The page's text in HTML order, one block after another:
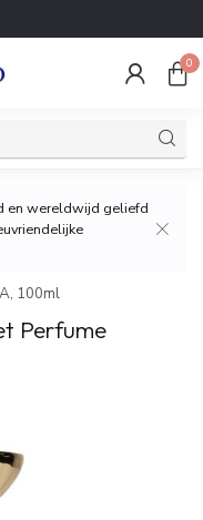
0
en wereldwijd geliefd
100ml
Perfume